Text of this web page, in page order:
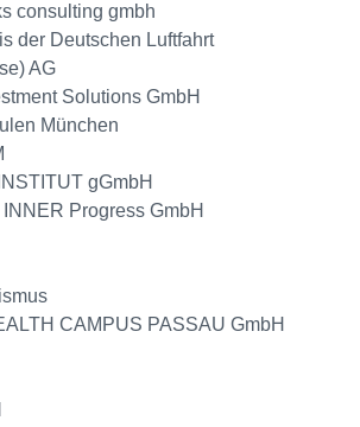
consulting gmbh
der Deutschen Luftfahrt
AG
Solutions GmbH
München
gGmbH
INNER Progress GmbH
CAMPUS PASSAU GmbH